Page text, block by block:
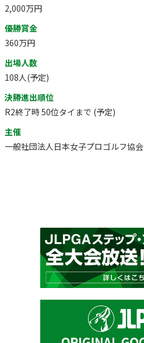
2,000万円
優勝賞金
360万円
出場人数
108人(予定)
決勝進出順位
R2終了時 50位タイまで (予定)
主催
一般社団法人日本女子プロゴルフ協会